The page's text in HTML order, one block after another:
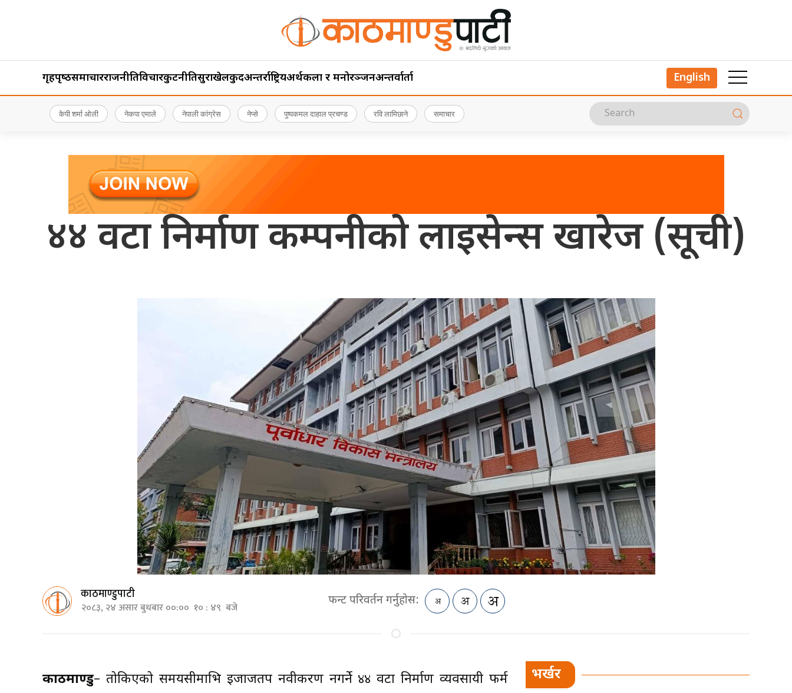
गृहपृष्‍ठसमाचारराजनीतिविचारकुटनीतिसुरक्षाखेलकुदअन्तर्राष्ट्रियअर्थकला र मनोरञ्जनअन्तर्वार्ता English
केपी शर्मा ओली नेकपा एमाले नेपाली कांग्रेस नेप्से पुष्पकमल दाहाल प्रचण्ड रवि लामिछाने समाचार
४४ वटा निर्माण कम्पनीको लाइसेन्स खारेज (सूची)
काठमाण्डुपाटी
२०८३, २४ असार बुधबार ००:०० १० : ४९ बजे फन्ट परिवर्तन गर्नुहोस:
काठमाण्डु– तोकिएको समयसीमाभित्र इजाजतपत्र नवीकरण नगर्ने ४४ वटा निर्माण व्यवसायी फर्म
भर्खर